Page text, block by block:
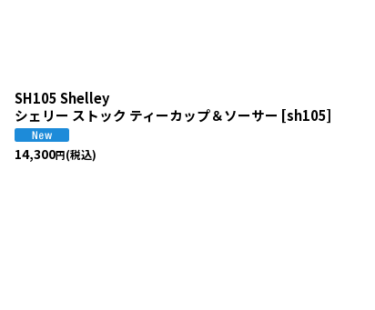
SH105 Shelley
シェリー ストック ティーカップ＆ソーサー [sh105]
14,300円(税込)